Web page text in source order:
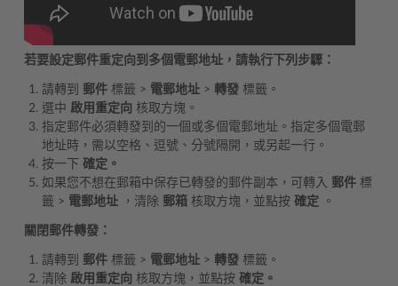
若要設定郵件重定向到多個電郵地址，請執行下列步驟：
請轉到 郵件 標籤 > 電郵地址 > 轉發 標籤。
選中 啟用重定向 核取方塊。
指定郵件必須轉發到的一個或多個電郵地址。指定多個電郵
地址時，需以空格、逗號、分號隔開，或另起一行。
按一下 確定。
如果您不想在郵箱中保存已轉發的郵件副本，可轉入 郵件 標
籤 > 電郵地址 ，清除 郵箱 核取方塊，並點按 確定 。
關閉郵件轉發：
請轉到 郵件 標籤 > 電郵地址 > 轉發 標籤。
清除 啟用重定向 核取方塊，並點按 確定。